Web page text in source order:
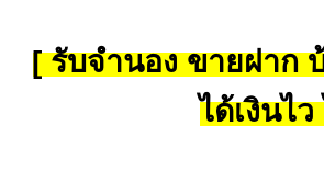
[ รับจำนอง ขายฝาก
ได้เงินไ